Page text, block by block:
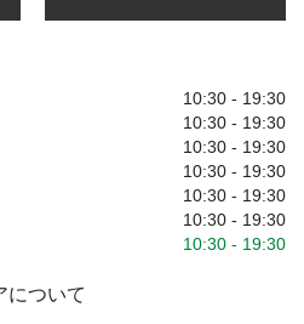
10:30 - 19:30
10:30 - 19:30
10:30 - 19:30
10:30 - 19:30
10:30 - 19:30
10:30 - 19:30
10:30 - 19:30
について